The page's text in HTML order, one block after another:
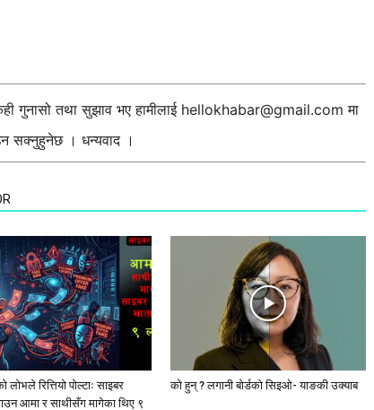
गुनासो तथा सुझाव भए हामीलाई hellokhabar@gmail.com मा
सक्नुहुनेछ । धन्यवाद ।
लोभले रित्तियो पोल्टाः साइबर
आमा र साथीसँग मागेका थिए ९
को हुन् ? लगानी बोर्डको सिइओ- याङकी उक्याब